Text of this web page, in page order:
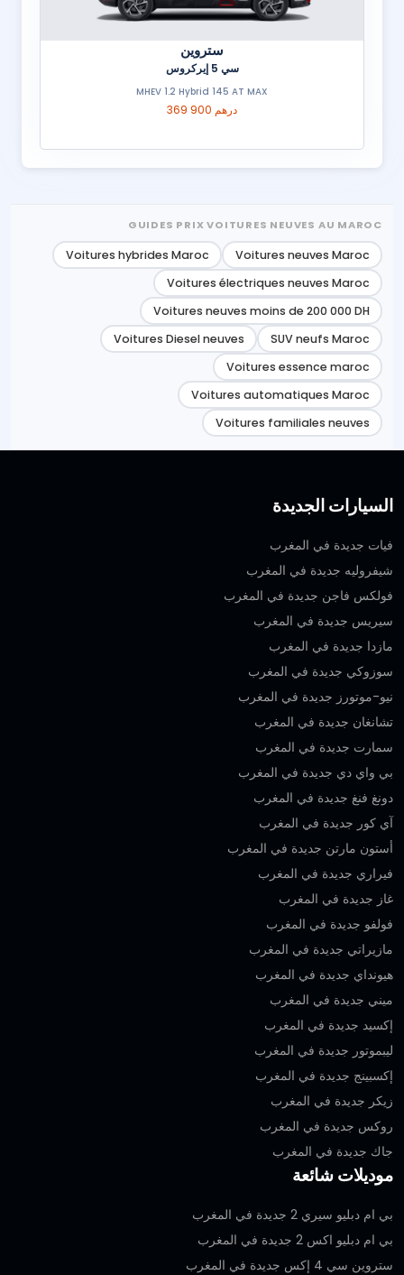
ستروين
سي 5 إيركروس
MHEV 1.2 Hybrid 145 AT MAX
369 900 درهم
GUIDES PRIX VOITURES NEUVES AU MAROC
Voitures neuves Maroc
Voitures hybrides Maroc
Voitures électriques neuves Maroc
Voitures neuves moins de 200 000 DH
SUV neufs Maroc
Voitures Diesel neuves
Voitures essence maroc
Voitures automatiques Maroc
Voitures familiales neuves
السيارات الجديدة
فيات جديدة في المغرب
شيفروليه جديدة في المغرب
فولكس فاجن جديدة في المغرب
سيريس جديدة في المغرب
مازدا جديدة في المغرب
سوزوكي جديدة في المغرب
نيو-موتورز جديدة في المغرب
تشانغان جديدة في المغرب
سمارت جديدة في المغرب
بي واي دي جديدة في المغرب
دونغ فنغ جديدة في المغرب
آي كور جديدة في المغرب
أستون مارتن جديدة في المغرب
فيراري جديدة في المغرب
غاز جديدة في المغرب
فولفو جديدة في المغرب
مازيراتي جديدة في المغرب
هيونداي جديدة في المغرب
ميني جديدة في المغرب
إكسيد جديدة في المغرب
ليبموتور جديدة في المغرب
إكسبينج جديدة في المغرب
زيكر جديدة في المغرب
روكس جديدة في المغرب
جاك جديدة في المغرب
موديلات شائعة
بي ام دبليو سيري 2 جديدة في المغرب
بي ام دبليو اكس 2 جديدة في المغرب
ستروين سي 4 إكس جديدة في المغرب